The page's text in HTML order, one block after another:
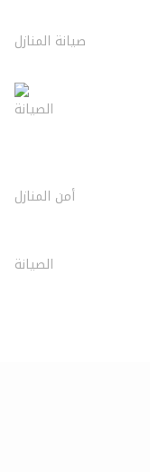
صيانة المنازل
الصيانة
أمن المنازل
الصيانة